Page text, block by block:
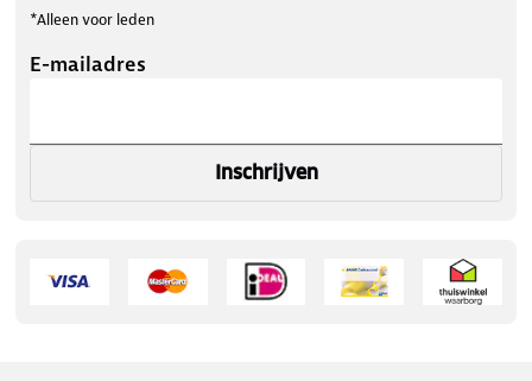
*Alleen voor leden
E-mailadres
Inschrijven